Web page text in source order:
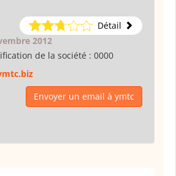
Détail
2012
de la société : 0000
Envoyer un email à ymtc